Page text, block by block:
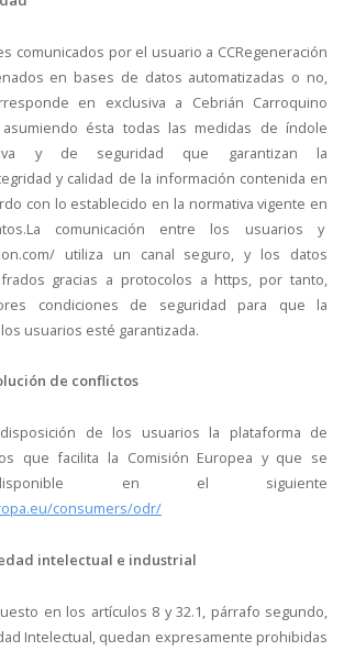
comunicados por el usuario a CCRegeneración
en bases de datos automatizadas o no,
en exclusiva a Cebrián Carroquino
asumiendo ésta todas las medidas de índole
y de seguridad que garantizan la
y calidad de la información contenida en
con lo establecido en la normativa vigente en
comunicación entre los usuarios y
utiliza un canal seguro, y los datos
gracias a protocolos a https, por tanto,
condiciones de seguridad para que la
usuarios esté garantizada.
de conflictos
de los usuarios la plataforma de
que facilita la Comisión Europea y que se
en el siguiente
consumers/odr/
intelectual e industrial
en los artículos 8 y 32.1, párrafo segundo,
Intelectual, quedan expresamente prohibidas